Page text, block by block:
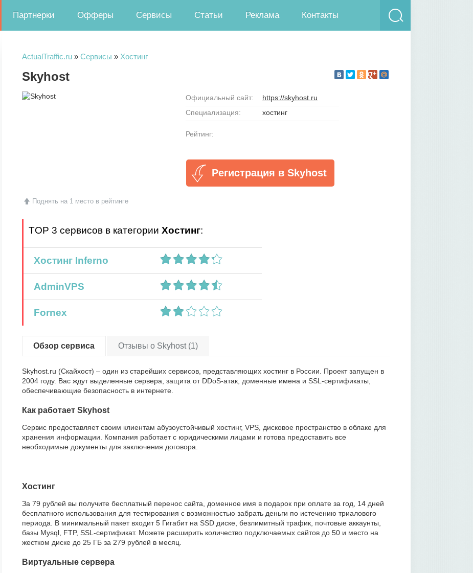
Партнерки Офферы Сервисы Статьи Реклама Контакты
ActualTraffic.ru » Сервисы » Хостинг
Skyhost
Поднять на 1 место в рейтинге
Официальный сайт:
https://skyhost.ru
Специализация:
хостинг
Рейтинг:
Регистрация в Skyhost
TOP 3 сервисов в категории Хостинг:
Хостинг Inferno
AdminVPS
Fornex
Обзор сервиса Отзывы о Skyhost (1)
Skyhost.ru (Скайхост) – один из старейших сервисов, представляющих хостинг в России. Проект запущен в
2004 году. Вас ждут выделенные сервера, защита от DDoS-атак, доменные имена и SSL-сертификаты,
обеспечивающие безопасность в интернете.
Как работает Skyhost
Сервис предоставляет своим клиентам абузоустойчивый хостинг, VPS, дисковое пространство в облаке для
хранения информации. Компания работает с юридическими лицами и готова предоставить все
необходимые документы для заключения договора.
Хостинг
За 79 рублей вы получите бесплатный перенос сайта, доменное имя в подарок при оплате за год, 14 дней
бесплатного использования для тестирования с возможностью забрать деньги по истечению триалового
периода. В минимальный пакет входит 5 Гигабит на SSD диске, безлимитный трафик, почтовые аккаунты,
базы Mysql, FTP, SSL-сертификат. Можете расширить количество подключаемых сайтов до 50 и место на
жестком диске до 25 ГБ за 279 рублей в месяц.
Виртуальные сервера